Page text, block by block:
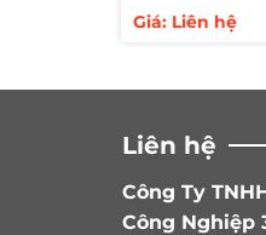
Giá: Liên hệ
Liên hệ
Công Ty
Công Nghiệp